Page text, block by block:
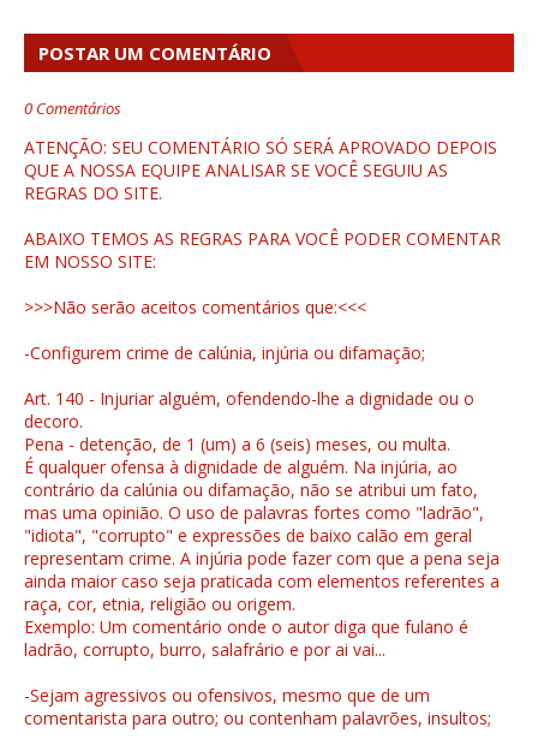
POSTAR UM COMENTÁRIO
0 Comentários
ATENÇÃO: SEU COMENTÁRIO SÓ SERÁ APROVADO DEPOIS
QUE A NOSSA EQUIPE ANALISAR SE VOCÊ SEGUIU AS
REGRAS DO SITE.
ABAIXO TEMOS AS REGRAS PARA VOCÊ PODER COMENTAR
EM NOSSO SITE:
>>>Não serão aceitos comentários que:<<<
-Configurem crime de calúnia, injúria ou difamação;
Art. 140 - Injuriar alguém, ofendendo-lhe a dignidade ou o
decoro.
Pena - detenção, de 1 (um) a 6 (seis) meses, ou multa.
É qualquer ofensa à dignidade de alguém. Na injúria, ao
contrário da calúnia ou difamação, não se atribui um fato,
mas uma opinião. O uso de palavras fortes como "ladrão",
"idiota", "corrupto" e expressões de baixo calão em geral
representam crime. A injúria pode fazer com que a pena seja
ainda maior caso seja praticada com elementos referentes a
raça, cor, etnia, religião ou origem.
Exemplo: Um comentário onde o autor diga que fulano é
ladrão, corrupto, burro, salafrário e por ai vai...
-Sejam agressivos ou ofensivos, mesmo que de um
comentarista para outro; ou contenham palavrões, insultos;